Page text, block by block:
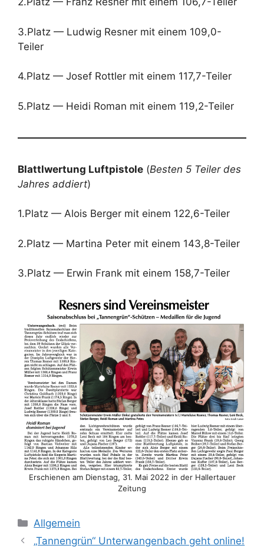
3.Platz — Ludwig Resner mit einem 109,0-
Teiler
4.Platz — Josef Rottler mit einem 117,7-Teiler
5.Platz — Heidi Roman mit einem 119,2-Teiler
Blattlwertung Luftpistole (Besten 5 Teiler des
Jahres addiert)
1.Platz — Alois Berger mit einem 122,6-Teiler
2.Platz — Martina Peter mit einem 143,8-Teiler
3.Platz — Erwin Frank mit einem 158,7-Teiler
Erschienen am Dienstag, 31. Mai 2022 in der Hallertauer
Zeitung
Kategorien
Allgemein
„Tannengrün“ Unterwangenbach geht online!